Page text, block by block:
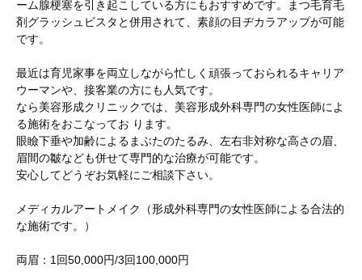
ーム腺梗塞を引き起こしている方にもおすすめです。まつ毛育毛
剤グラッシュビスタと併用されて、素顔の目ヂカラアップが可能
です。
最近は育児家事を両立しながら忙しく頑張っておられるキャリア
ウーマンや、接客業の方にも人気です。
なら美容形成クリニックでは、美容形成外科専門の女性医師によ
る施術をおこなってお ります。
眼瞼下垂や加齢によるまぶたのたるみ、左右非対称な高さの眉、
眉間の皺なども併せて専門的な治療が可能です。
安心してどうぞお気軽にご相談下さい。
メディカルアートメイク（形成外科専門の女性医師による合法的
な施術です。）
両眉：1回50,000円/3回100,000円